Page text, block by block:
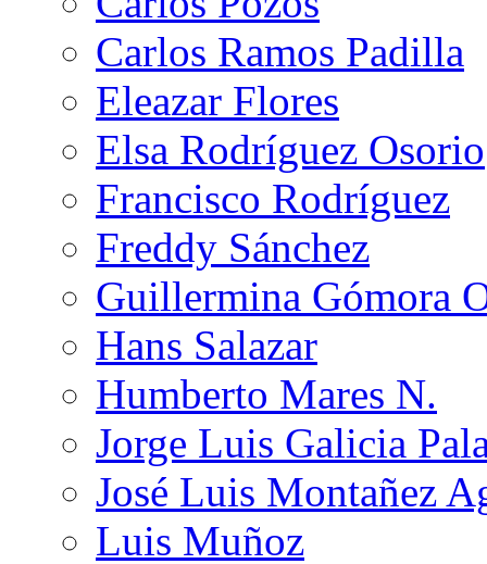
Carlos Ramos Padilla
Eleazar Flores
Elsa Rodríguez Osorio
Francisco Rodríguez
Freddy Sánchez
Guillermina Gómora
Hans Salazar
Humberto Mares N.
Jorge Luis Galicia
José Luis Montañez
Luis Muñoz